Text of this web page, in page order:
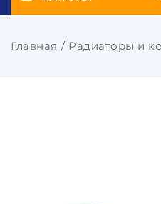
Главная Радиаторы и